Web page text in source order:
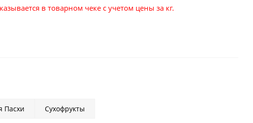
в товарном чеке с учетом цены за кг.
Пасхи Сухофрукты